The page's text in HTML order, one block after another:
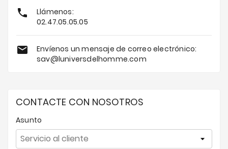
Calcetines
Packs
Ofertas

Llámenos:
02.47.05.05.05

Envíenos un mensaje de correo electrónico:
sav@luniversdelhomme.com
CONTACTE CON NOSOTROS
Asunto